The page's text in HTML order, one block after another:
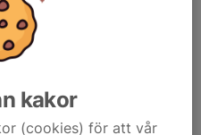
mellan 6-18 år! Ta gärna
kakor
(cookies) för att vår